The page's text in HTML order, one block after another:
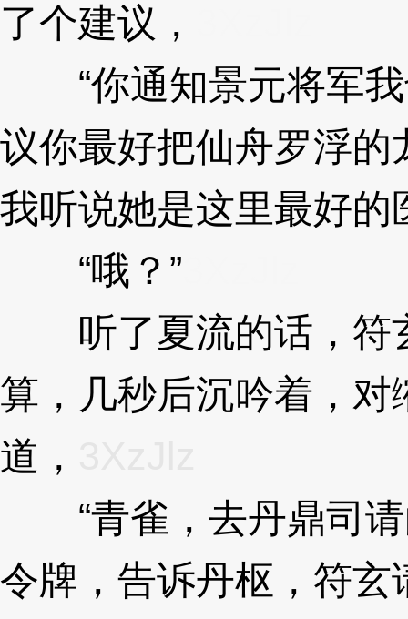
了个建议，
“你通知景元将军我
议你最好把仙舟罗浮
我听说她是这里最好的
“哦？”
听了夏流的话，符
算，几秒后沉吟着，对
道，
“青雀，去丹鼎司请
令牌，告诉丹枢，符